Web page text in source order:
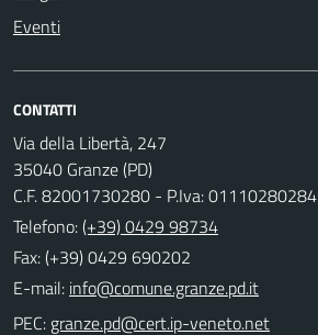
Eventi
CONTATTI
Via della Libertà, 247
35040 Granze (PD)
C.F. 82001730280 - P.Iva: 01110280284
Telefono:(+39) 0429 98734
Fax: (+39) 0429 690202
E-mail:
PEC: